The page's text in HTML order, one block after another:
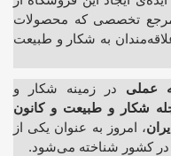
تخصصی که محصولات
به شکار و طبیعت
در زمینه شکار و
شکار و طبیعت و کانون
، امروز به عنوان یکی از
در کشور شناخته می‌شود.